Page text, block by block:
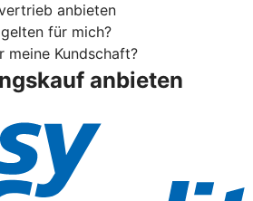
anbieten
für mich?
meine Kundschaft?
anbieten